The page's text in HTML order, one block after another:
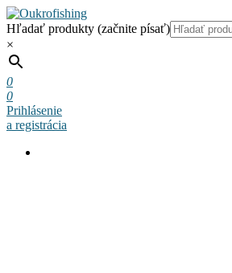
Hľadať produkty (začnite písať)
×
0
0
Prihlásenie
a registrácia